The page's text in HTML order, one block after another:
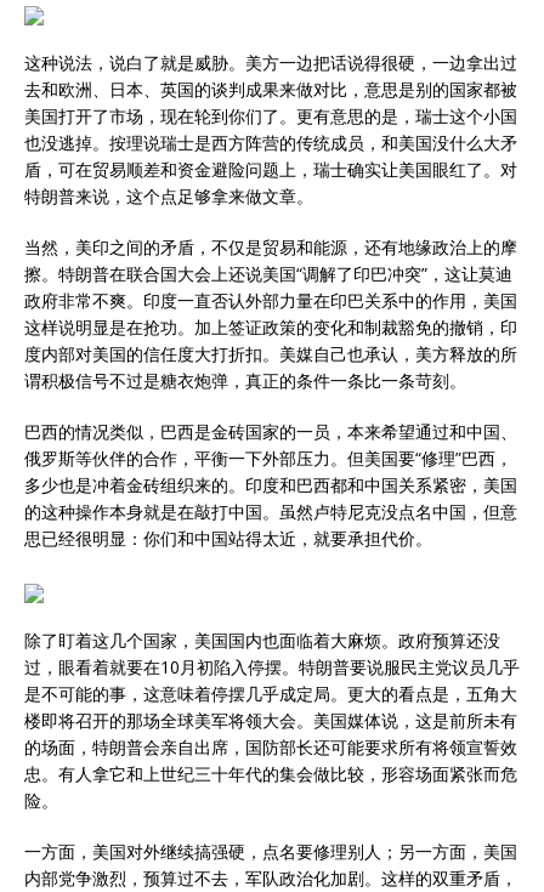
这种说法，说白了就是威胁。美方一边把话说得很硬，一边拿出过
去和欧洲、日本、英国的谈判成果来做对比，意思是别的国家都被
美国打开了市场，现在轮到你们了。更有意思的是，瑞士这个小国
也没逃掉。按理说瑞士是西方阵营的传统成员，和美国没什么大矛
盾，可在贸易顺差和资金避险问题上，瑞士确实让美国眼红了。对
特朗普来说，这个点足够拿来做文章。
当然，美印之间的矛盾，不仅是贸易和能源，还有地缘政治上的摩
擦。特朗普在联合国大会上还说美国“调解了印巴冲突”，这让莫迪
政府非常不爽。印度一直否认外部力量在印巴关系中的作用，美国
这样说明显是在抢功。加上签证政策的变化和制裁豁免的撤销，印
度内部对美国的信任度大打折扣。美媒自己也承认，美方释放的所
谓积极信号不过是糖衣炮弹，真正的条件一条比一条苛刻。
巴西的情况类似，巴西是金砖国家的一员，本来希望通过和中国、
俄罗斯等伙伴的合作，平衡一下外部压力。但美国要“修理”巴西，
多少也是冲着金砖组织来的。印度和巴西都和中国关系紧密，美国
的这种操作本身就是在敲打中国。虽然卢特尼克没点名中国，但意
思已经很明显：你们和中国站得太近，就要承担代价。
除了盯着这几个国家，美国国内也面临着大麻烦。政府预算还没
过，眼看着就要在10月初陷入停摆。特朗普要说服民主党议员几乎
是不可能的事，这意味着停摆几乎成定局。更大的看点是，五角大
楼即将召开的那场全球美军将领大会。美国媒体说，这是前所未有
的场面，特朗普会亲自出席，国防部长还可能要求所有将领宣誓效
忠。有人拿它和上世纪三十年代的集会做比较，形容场面紧张而危
险。
一方面，美国对外继续搞强硬，点名要修理别人；另一方面，美国
内部党争激烈，预算过不去，军队政治化加剧。这样的双重矛盾，